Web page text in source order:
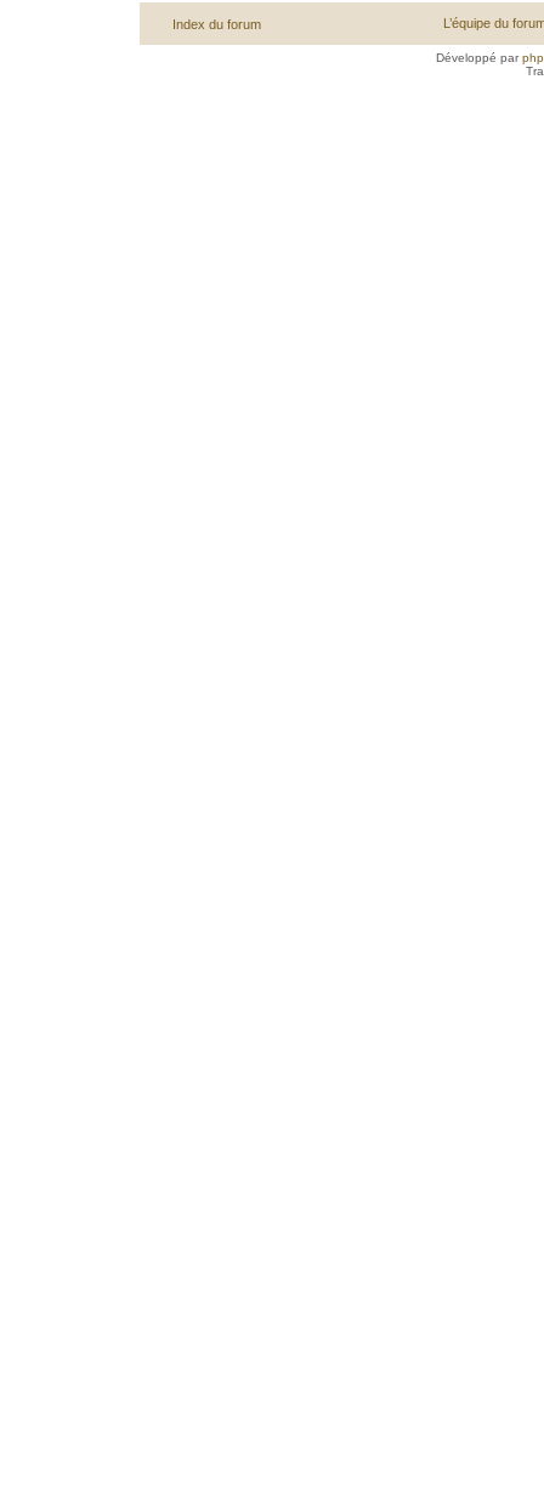
Index du forum L’équipe du
Développé par